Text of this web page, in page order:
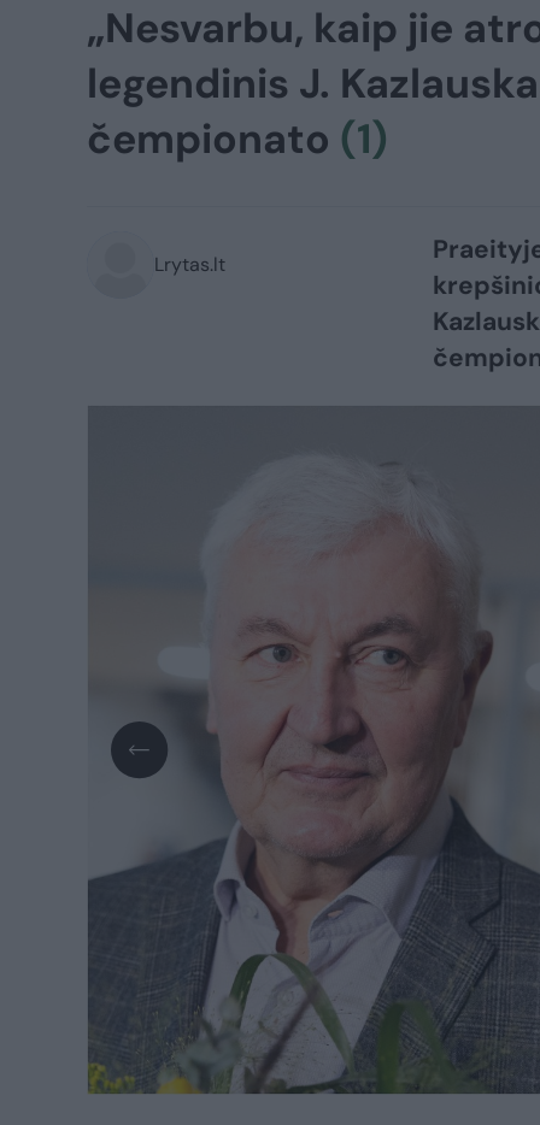
„Nesvarbu, kaip jie
legendinis J.
čempionato (1)
Lrytas.lt